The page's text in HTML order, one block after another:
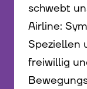
schwebt
Airline:
Speziellen
freiwillig